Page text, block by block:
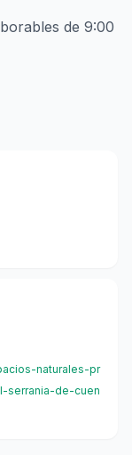
de 9:00
naturales-pr
serrania-de-cuen